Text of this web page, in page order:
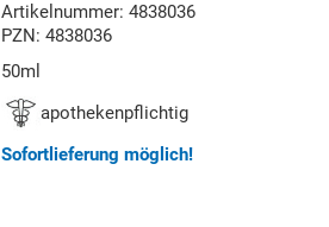
Artikelnummer: 4838036
PZN: 4838036
50ml
apothekenpflichtig
Sofortlieferung möglich!